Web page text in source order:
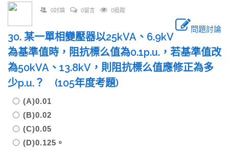
0討論 0留言 0追蹤
問題討論
30. 某一單相變壓器以25kVA、6.9kV
為基準值時，阻抗標么值為0.1p.u.，若基準值改
為50kVA、13.8kV，則阻抗標么值應修正為多
少p.u.？ (105年度考題)
(A)0.01
(B)0.02
(C)0.05
(D)0.125。